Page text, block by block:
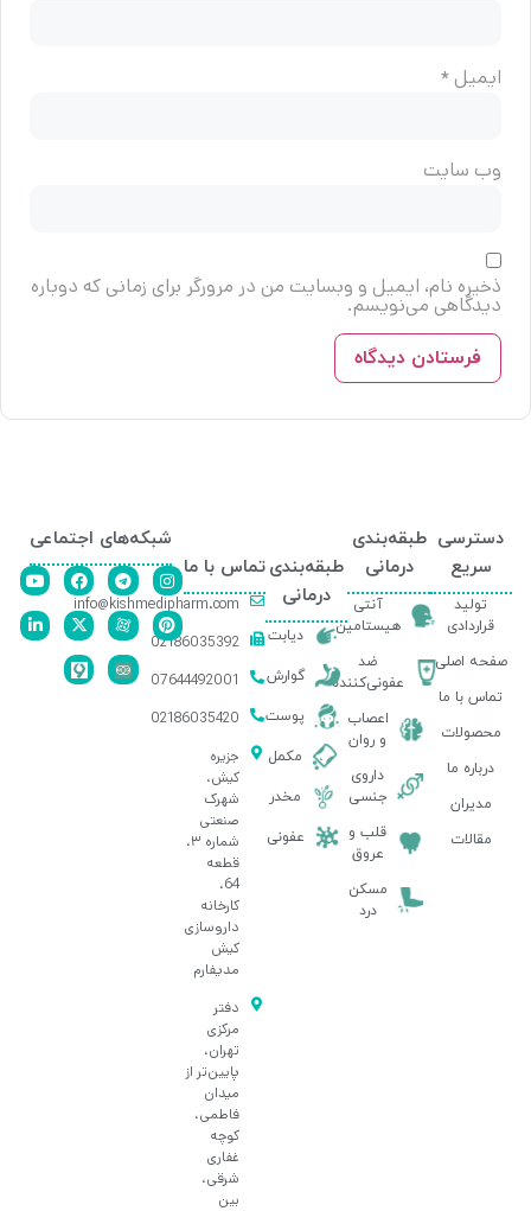
ایمیل *
وب‌ سایت
ذخیره نام، ایمیل و وبسایت من در مرورگر برای زمانی که دوباره
دیدگاهی می‌نویسم.
دسترسی
سریع
تولید
قراردادی
صفحه اصلی
تماس با ما
محصولات
درباره ما
مدیران
مقالات
طبقه‌بندی
درمانی
آنتی
هیستامین
ضد
عفونی‌کننده
اعصاب
و روان
داروی
جنسی
قلب و
عروق
مسکن
درد
طبقه‌بندی
درمانی
دیابت
گوارش
پوست
مکمل
مخدر
عفونی
تماس با ما
info@kishmedipharm.com
02186035392
07644492001
02186035420
جزیره
کیش،
شهرک
صنعتی
شماره ۳،
قطعه
64،
کارخانه
داروسازی
کیش
مدیفارم
دفتر
مرکزی
تهران،
پایین‌تر از
میدان
فاطمی،
کوچه
غفاری
شرقی،
بین
شبکه‌های اجتماعی